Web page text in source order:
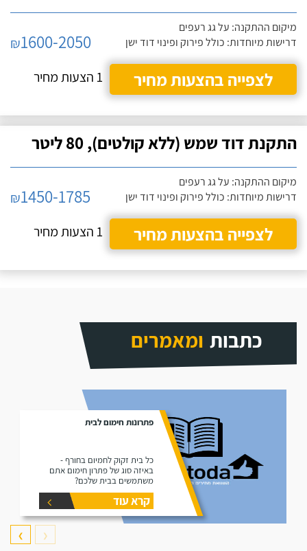
מיקום ההתקנה: על גג רעפים
דרישות מיוחדות: כולל פירוק ופינוי דוד ישן
₪1600-2050
לצפייה בהצעות מחיר
1 הצעות מחיר
התקנת דוד שמש (ללא קולטים), 80 ליטר
מיקום ההתקנה: על גג רעפים
דרישות מיוחדות: כולל פירוק ופינוי דוד ישן
₪1450-1785
לצפייה בהצעות מחיר
1 הצעות מחיר
כתבות ומאמרים
פתרונות חימום לבית
כל בית זקוק לחמיום בחורף -
באיזה סוג של פתרון חימום אתם
משתמשים בבית שלכם?
קרא עוד
❮
❯